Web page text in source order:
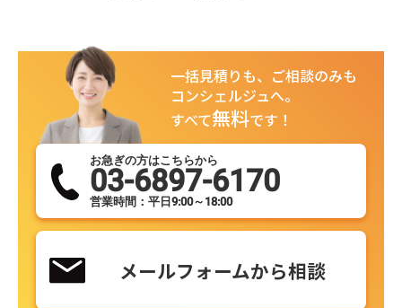
一括見積りも、ご相談のみも
コンシェルジュへ。
すべて無料です！
お急ぎの方はこちらから
03-6897-6170
営業時間：平日9:00～18:00
メールフォームから相談